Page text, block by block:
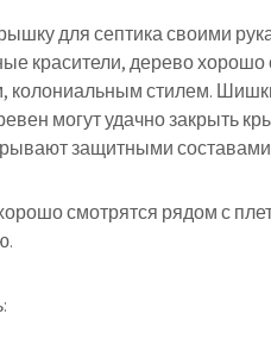
красители, дерево хорошо
колониальным стилем.
могут удачно закрыть
защитными
смотрятся рядом с